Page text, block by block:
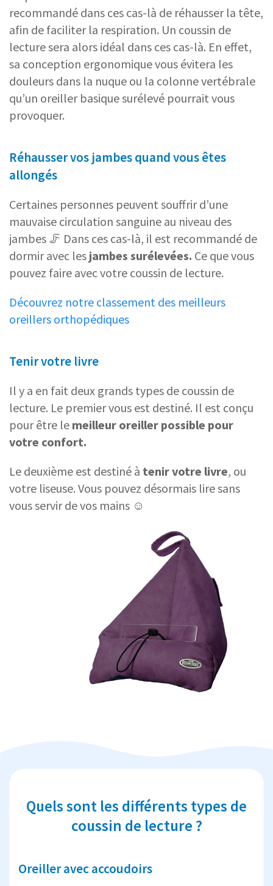
recommandé dans ces cas-là de réhausser la tête,
afin de faciliter la respiration. Un coussin de
lecture sera alors idéal dans ces cas-là. En effet,
sa conception ergonomique vous évitera les
douleurs dans la nuque ou la colonne vertébrale
qu’un oreiller basique surélevé pourrait vous
provoquer.
Réhausser vos jambes quand vous êtes
allongés
Certaines personnes peuvent souffrir d’une
mauvaise circulation sanguine au niveau des
jambes 🦵 Dans ces cas-là, il est recommandé de
dormir avec les jambes surélevées. Ce que vous
pouvez faire avec votre coussin de lecture.
Découvrez notre classement des meilleurs
oreillers orthopédiques
Tenir votre livre
Il y a en fait deux grands types de coussin de
lecture. Le premier vous est destiné. Il est conçu
pour être le meilleur oreiller possible pour
votre confort.
Le deuxième est destiné à tenir votre livre, ou
votre liseuse. Vous pouvez désormais lire sans
vous servir de vos mains ☺
Quels sont les différents types de
coussin de lecture ?
Oreiller avec accoudoirs